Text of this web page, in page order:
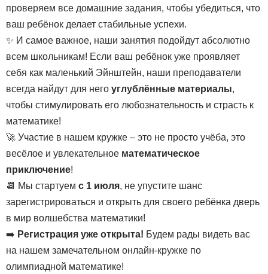
проверяем все домашние задания, чтобы убедиться, что
ваш ребёнок делает стабильные успехи.
✨ И самое важное, наши занятия подойдут абсолютно
всем школьникам! Если ваш ребёнок уже проявляет
себя как маленький Эйнштейн, наши преподаватели
всегда найдут для него углублённые материалы,
чтобы стимулировать его любознательность и страсть к
математике!
🚀 Участие в нашем кружке – это не просто учёба, это
весёлое и увлекательное математическое
приключение!
📆 Мы стартуем с 1 июля, не упустите шанс
зарегистрироваться и открыть для своего ребёнка дверь
в мир волшебства математики!
➡️ Регистрация уже открыта! Будем рады видеть вас
на нашем замечательном онлайн-кружке по
олимпиадной математике!